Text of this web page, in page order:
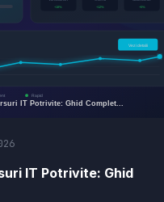
IT Potrivite: Ghid